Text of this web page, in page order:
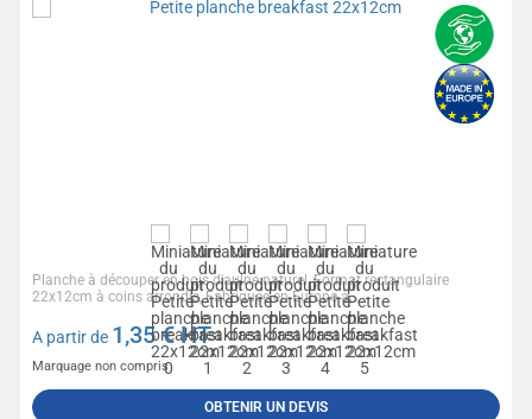
Planche à découper en bois d'aulne naturel, Format rectangulaire
22x12cm à coins arrondis, Fabriquée en Europe à...
A partir de 1,35€ HT
Marquage non compris
OBTENIR UN DEVIS